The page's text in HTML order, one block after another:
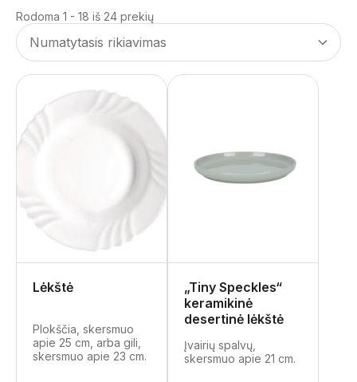
Rodoma 1 - 18 iš 24 prekių
Lėkštė
Plokščia, skersmuo
apie 25 cm, arba gili,
skersmuo apie 23 cm.
„Tiny Speckles“
keramikinė
desertinė lėkštė
Įvairių spalvų,
skersmuo apie 21 cm.